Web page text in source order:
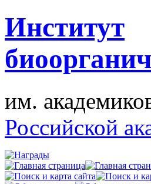
Институт
им.
Российской